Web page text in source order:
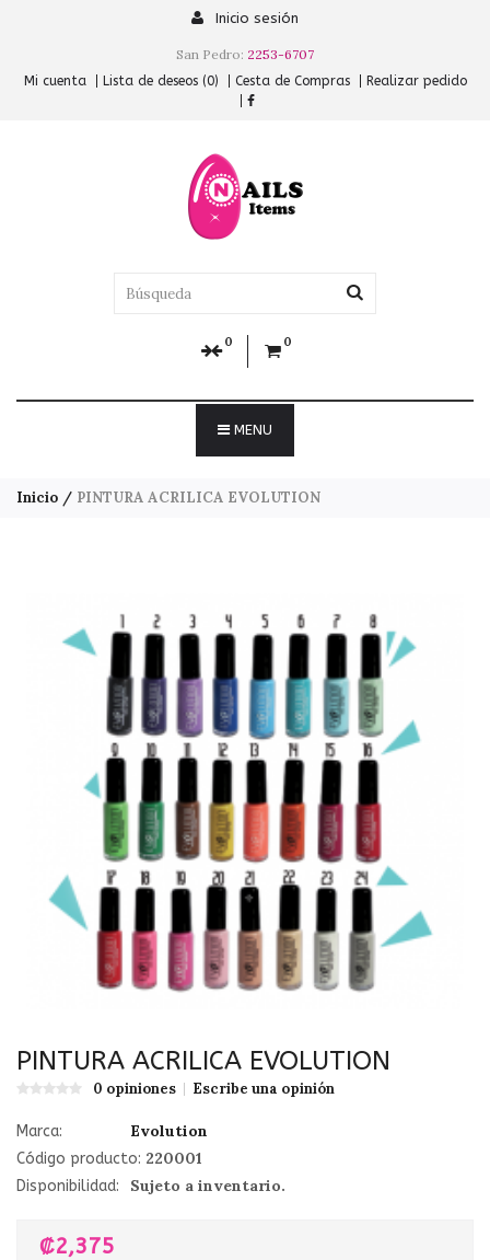
Inicio sesión
San Pedro: 2253-6707
Mi cuenta Lista de deseos (0) Cesta de Compras Realizar pedido
0 0
MENU
Inicio PINTURA ACRILICA EVOLUTION
PINTURA ACRILICA EVOLUTION
0 opiniones Escribe una opinión
Marca: Evolution
Código producto: 220001
Disponibilidad: Sujeto a inventario.
₡2,375